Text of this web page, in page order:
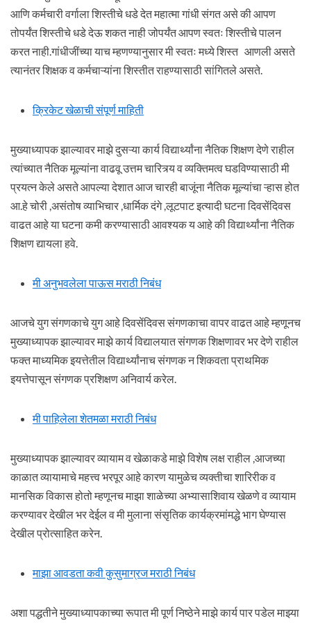
आणि कर्मचारी वर्गाला शिस्तीचे धडे देत महात्मा गांधी संगत असे की आपण
तोपर्यंत शिस्तीचे धडे देऊ शकत नाही जोपर्यंत आपण स्वतः शिस्तीचे पालन
करत नाही.गांधीजींच्या याच म्हणण्यानुसार मी स्वतः मध्ये शिस्त आणली असते
त्यानंतर शिक्षक व कर्मचाऱ्यांना शिस्तीत राहण्यासाठी सांगितले असते.
क्रिकेट खेळाची संपूर्ण माहिती
मुख्याध्यापक झाल्यावर माझे दुसऱ्या कार्य विद्यार्थ्यांना नैतिक शिक्षण देणे राहील
त्यांच्यात नैतिक मूल्यांना वाढवू उत्तम चारित्र्य व व्यक्तिमत्व घडविण्यासाठी मी
प्रयत्न केले असते आपल्या देशात आज चारही बाजूंना नैतिक मूल्यांचा ऱ्हास होत
आ.हे चोरी ,असंतोष व्याभिचार ,धार्मिक दंगे ,लूटपाट इत्यादी घटना दिवसेंदिवस
वाढत आहे या घटना कमी करण्यासाठी आवश्यक य आहे की विद्यार्थ्यांना नैतिक
शिक्षण द्यायला हवे.
मी अनुभवलेला पाऊस मराठी निबंध
आजचे युग संगणकाचे युग आहे दिवसेंदिवस संगणकाचा वापर वाढत आहे म्हणूनच
मुख्याध्यापक झाल्यावर माझे कार्य विद्यालयात संगणक शिक्षणावर भर देणे राहील
फक्त माध्यमिक इयत्तेतील विद्यार्थ्यांनाच संगणक न शिकवता प्राथमिक
इयत्तेपासून संगणक प्रशिक्षण अनिवार्य करेल.
मी पाहिलेला शेतमळा मराठी निबंध
मुख्याध्यापक झाल्यावर व्यायाम व खेळाकडे माझे विशेष लक्ष राहील ,आजच्या
काळात व्यायामाचे महत्त्व भरपूर आहे कारण यामुळेच व्यक्तीचा शारिरीक व
मानसिक विकास होतो म्हणूनच माझा शाळेच्या अभ्यासाशिवाय खेळणे व व्यायाम
करण्यावर देखील भर देईल व मी मुलाना संसृतिक कार्यक्रमांमद्धे भाग घेण्यास
देखील प्रोत्साहित करेन.
माझा आवडता कवी कुसुमाग्रज मराठी निबंध
अशा पद्धतीने मुख्याध्यापकाच्या रूपात मी पूर्ण निष्ठेने माझे कार्य पार पडेल माझ्या